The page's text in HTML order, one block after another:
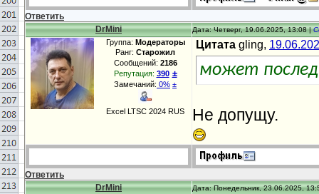
Ответить
DrMini
Дата: Четверг, 19.06.2025, 13:08 |
Группа: Модераторы
Ранг: Старожил
Сообщений: 2186
Репутация: 390 ±
Замечаний: 0% ±
Excel LTSC 2024 RUS
Цитата gling,
может
Не допущу.
Ответить
DrMini
Дата: Понедельник, 23.06.2025,